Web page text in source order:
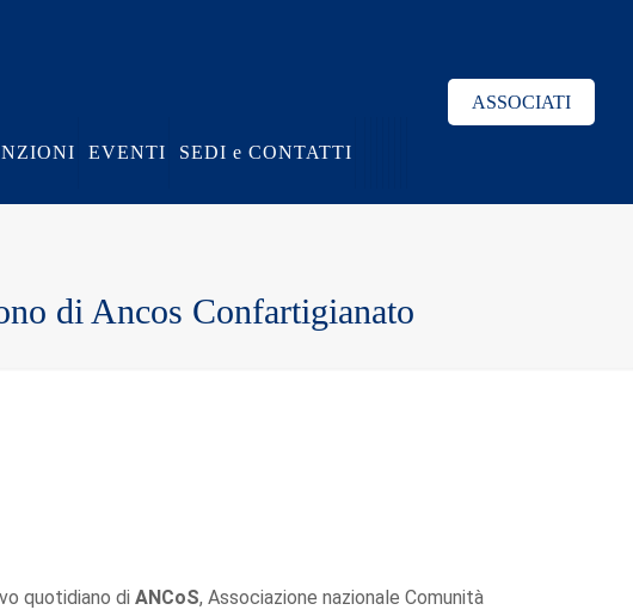
EVENTI SEDI e CONTATTI
ASSOCIATI
di Ancos Confartigianato
quotidiano di ANCoS, Associazione nazionale Comunità